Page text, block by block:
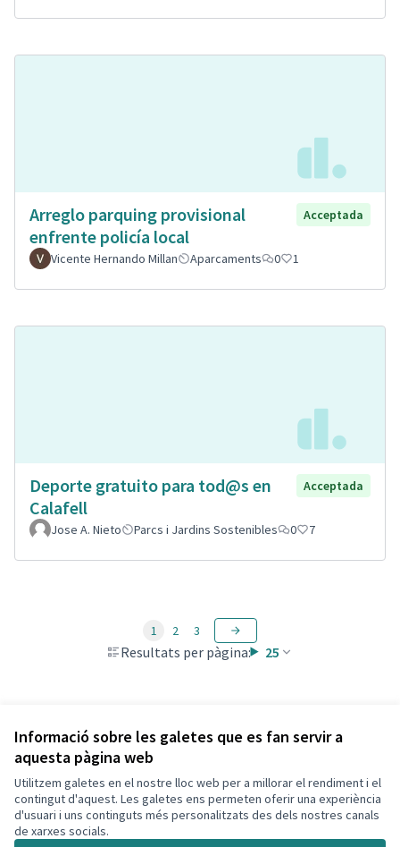
Informació sobre les galetes que es fan servir a
aquesta pàgina web
Utilitzem galetes en el nostre lloc web per a millorar el rendiment i el
contingut d'aquest. Les galetes ens permeten oferir una experiència
d'usuari i uns continguts més personalitzats des dels nostres canals
de xarxes socials.
Arreglo parquing provisional
enfrente policía local
Acceptada
Vicente Hernando Millan Aparcaments 0 1
Deporte gratuito para tod@s en
Calafell
Acceptada
Jose A. Nieto Parcs i Jardins Sostenibles 0 7
Resultats per pàgina: 25
1 2 3
Veure totes les propostes retirades
Termes i condicions d'ús
Configuració de les galetes
Decidim Calafell a X
Decidim Calafell a Facebook
Decidim Calafell a YouTube
Decidim Calafell a GitHub